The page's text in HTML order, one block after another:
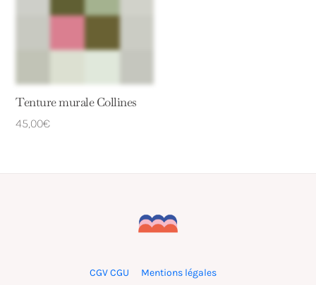
Tenture murale Collines
45,00€
CGV CGU Mentions légales